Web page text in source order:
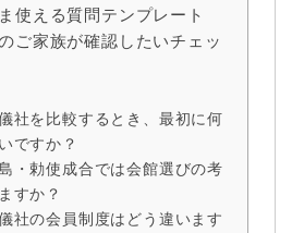
使える質問テンプレート
ご家族が確認したいチェッ
社を比較するとき、最初に何
ですか？
・勅使成合では会館選びの考
すか？
社の会員制度はどう違います